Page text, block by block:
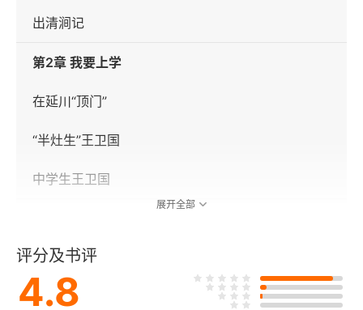
出清涧记
第2章 我要上学
在延川“顶门”
“半灶生”王卫国
中学生王卫国
革命狂欢
人生低谷
展开全部
评分及书评
4.8